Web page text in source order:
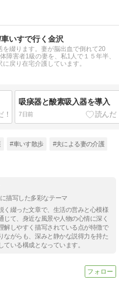
いすで行く金沢
を綴ります。妻が脳出血で倒れて20
障害者1級の妻を、私1人で１５年半、
戻り在宅介護しています。
吸痰器と酸素吸入器を導入
7日前
#車いす散歩 #夫による妻の介護
描写した多彩なテーマ
く綴った文章で、生活の営みと心模様
て、身近な風景や人物の心情に深く
解しやすく描写されている点が特徴で
ながらも、深みと静かな説得力を持た
いる構成となっています。